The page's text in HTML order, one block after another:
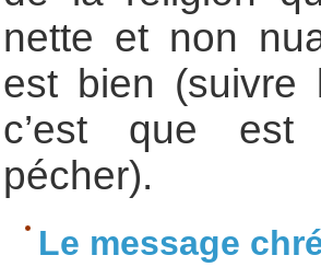
nette et non
est bien
c’est que est
pécher).
Le message